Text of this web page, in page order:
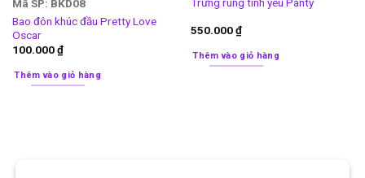
Mã SP: BKD08
Bao đôn khúc đầu Pretty Love
Oscar
100.000₫
Thêm vào giỏ hàng
550.000₫
Thêm vào giỏ hàng